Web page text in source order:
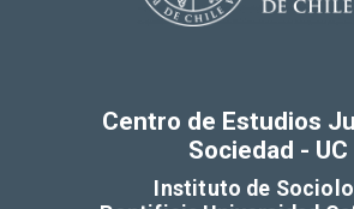
Centro de Estudios
Sociedad - UC
Instituto de